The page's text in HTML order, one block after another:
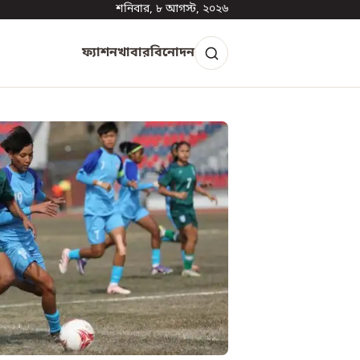
শনিবার, ৮ আগস্ট, ২০২৬
ফ্যাশনখাবারবিনোদন